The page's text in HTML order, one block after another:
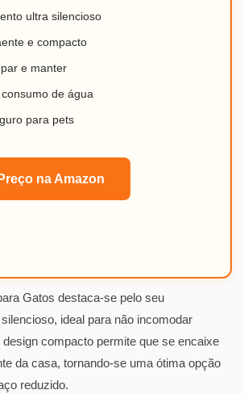
ultra silencioso
e compacto
e manter
de água
para pets
na Amazon
Gatos destaca-se pelo seu
ideal para não incomodar
design compacto permite que se encaixe
da casa, tornando-se uma ótima opção
reduzido.